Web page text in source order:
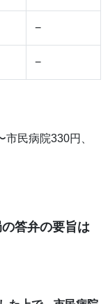
−
−
民病院330円、
答弁の要旨は